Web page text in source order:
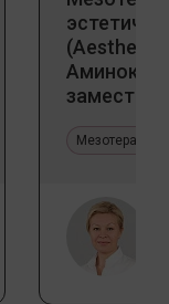
(Aesthetic
Мезотерапия